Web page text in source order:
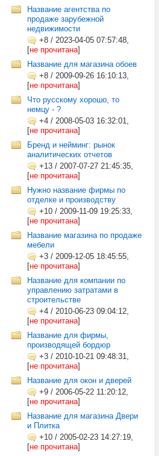
Название агентства по
продаже зарубежной
недвижимости
+8 / 2023-04-05 07:57:48,
[не прочитана]
Название для магазина обоев
+8 / 2009-09-26 16:10:13,
[не прочитана]
Что русскому хорошо, то
немцу - ?
+4 / 2008-05-03 16:32:01,
[не прочитана]
Бренд и нейминг: рынок
аналитических отчетов
+13 / 2007-07-27 21:45:35,
[не прочитана]
Нужно название фирмы по
отделке и производству
+10 / 2009-11-09 19:25:33,
[не прочитана]
Название магазина по продаже
мебели
+3 / 2009-12-05 18:45:55,
[не прочитана]
Название для компании по
управлению затратами в
строительстве
+4 / 2010-06-23 09:04:12,
[не прочитана]
Название для фирмы,
производящей бордюр
+3 / 2010-10-21 09:48:31,
[не прочитана]
Название для окон и дверей
+9 / 2006-05-22 11:20:12,
[не прочитана]
Название для магазина Двери
и Плитка
+10 / 2005-02-23 14:27:19,
[не прочитана]